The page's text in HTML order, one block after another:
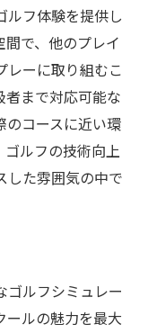
ルフ体験を提供し
で、他のプレイ
レーに取り組むこ
者まで対応可能な
のコースに近い環
ルフの技術向上
した雰囲気の中で
ゴルフシミュレー
ールの魅力を最大